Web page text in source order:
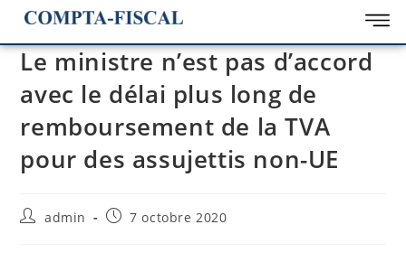
Le ministre n’est pas d’accord
avec le délai plus long de
remboursement de la TVA
pour des assujettis non-UE
admin 7 octobre 2020